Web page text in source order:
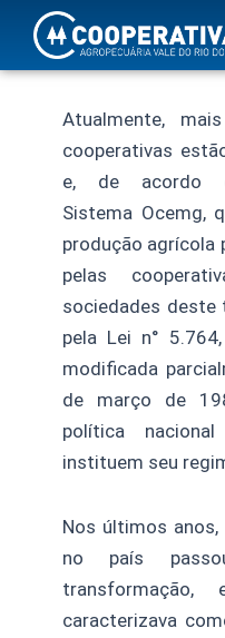
o
Atualmente,
cooperativas
e, de acordo
Sistema Ocemg,
produção agrícola
pelas
sociedades deste
pela Lei n°
modificada
de março de
política
instituem seu
Nos últimos anos,
no país
caracterizava